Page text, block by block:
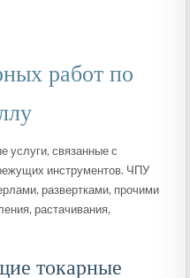
работ по
услуги, связанные с
инструментов. ЧПУ
развертками, прочими
растачивания,
токарные